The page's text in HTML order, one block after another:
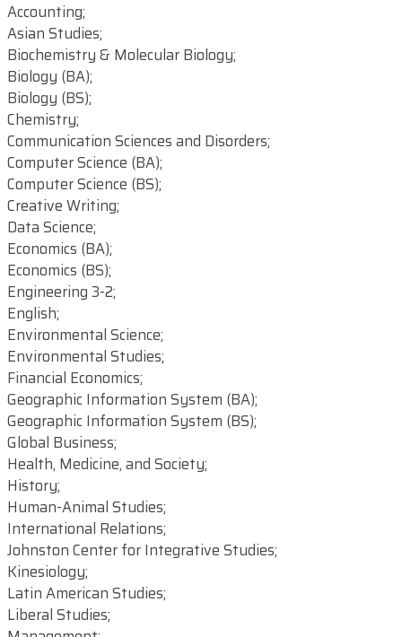
Accounting;
Asian Studies;
Biochemistry & Molecular Biology;
Biology (BA);
Biology (BS);
Chemistry;
Communication Sciences and Disorders;
Computer Science (BA);
Computer Science (BS);
Creative Writing;
Data Science;
Economics (BA);
Economics (BS);
Engineering 3-2;
English;
Environmental Science;
Environmental Studies;
Financial Economics;
Geographic Information System (BA);
Geographic Information System (BS);
Global Business;
Health, Medicine, and Society;
History;
Human-Animal Studies;
International Relations;
Johnston Center for Integrative Studies;
Kinesiology;
Latin American Studies;
Liberal Studies;